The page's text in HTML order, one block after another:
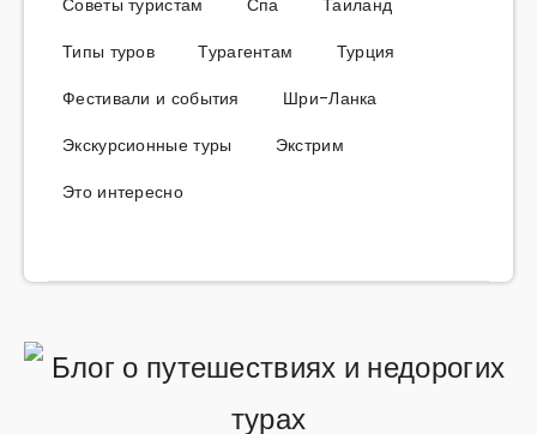
Советы туристам
Спа
Таиланд
Типы туров
Турагентам
Турция
Фестивали и события
Шри-Ланка
Экскурсионные туры
Экстрим
Это интересно